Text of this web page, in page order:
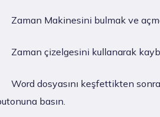
Zaman Makinesini bulmak ve
Zaman çizelgesini kullanarak
Word dosyasını keşfettikten
basın.